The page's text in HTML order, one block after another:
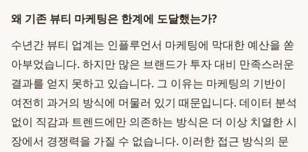
왜 기존 뷰티 마케팅은 한계에 도달했는가?
수년간 뷰티 업계는 인플루언서 마케팅에 막대한 예산을 쏟
아부었습니다. 하지만 많은 브랜드가 투자 대비 만족스러운
결과를 얻지 못하고 있습니다. 그 이유는 마케팅의 기반이
여전히 과거의 방식에 머물러 있기 때문입니다. 데이터 분석
없이 직감과 트렌드에만 의존하는 방식은 더 이상 치열한 시
장에서 경쟁력을 가질 수 없습니다. 이러한 접근 방식의 문